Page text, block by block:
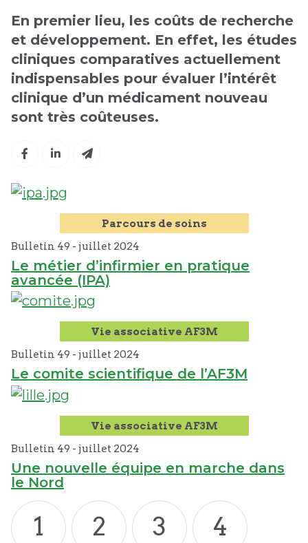
En premier lieu, les coûts de recherche
et développement. En effet, les études
cliniques comparatives actuellement
indispensables pour évaluer l’intérêt
clinique d’un médicament nouveau
sont très coûteuses.
Parcours de soins
Bulletin 49 - juillet 2024
Le métier d’infirmier en pratique
avancée (IPA)
Vie associative AF3M
Bulletin 49 - juillet 2024
Le comite scientifique de l’AF3M
Vie associative AF3M
Bulletin 49 - juillet 2024
Une nouvelle équipe en marche dans
le Nord
1 2 3
4